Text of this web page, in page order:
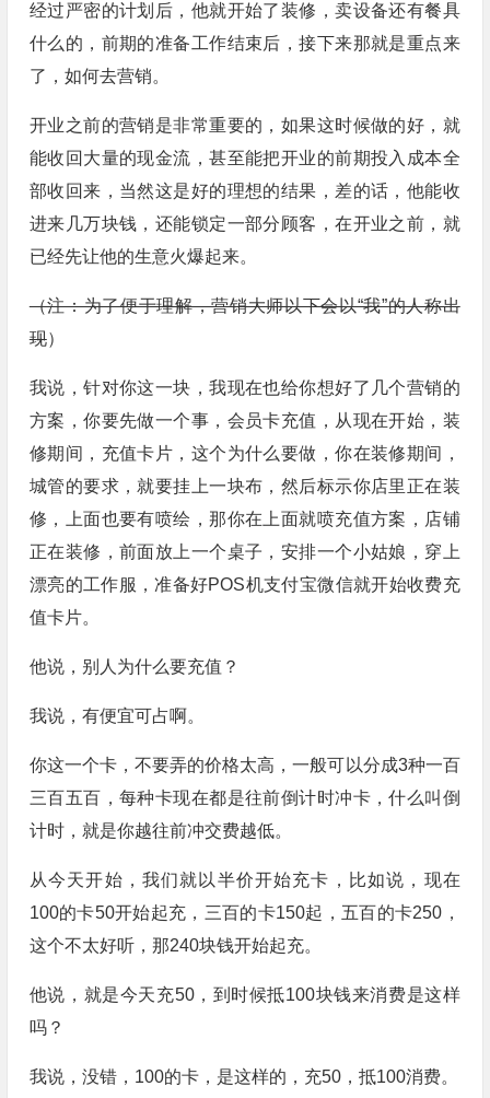
经过严密的计划后，他就开始了装修，卖设备还有餐具
什么的，前期的准备工作结束后，接下来那就是重点来
了，如何去营销。
开业之前的营销是非常重要的，如果这时候做的好，就
能收回大量的现金流，甚至能把开业的前期投入成本全
部收回来，当然这是好的理想的结果，差的话，他能收
进来几万块钱，还能锁定一部分顾客，在开业之前，就
已经先让他的生意火爆起来。
（注：为了便于理解，营销大师以下会以“我”的人称出
现）
我说，针对你这一块，我现在也给你想好了几个营销的
方案，你要先做一个事，会员卡充值，从现在开始，装
修期间，充值卡片，这个为什么要做，你在装修期间，
城管的要求，就要挂上一块布，然后标示你店里正在装
修，上面也要有喷绘，那你在上面就喷充值方案，店铺
正在装修，前面放上一个桌子，安排一个小姑娘，穿上
漂亮的工作服，准备好POS机支付宝微信就开始收费充
值卡片。
他说，别人为什么要充值？
我说，有便宜可占啊。
你这一个卡，不要弄的价格太高，一般可以分成3种一百
三百五百，每种卡现在都是往前倒计时冲卡，什么叫倒
计时，就是你越往前冲交费越低。
从今天开始，我们就以半价开始充卡，比如说，现在
100的卡50开始起充，三百的卡150起，五百的卡250，
这个不太好听，那240块钱开始起充。
他说，就是今天充50，到时候抵100块钱来消费是这样
吗？
我说，没错，100的卡，是这样的，充50，抵100消费。